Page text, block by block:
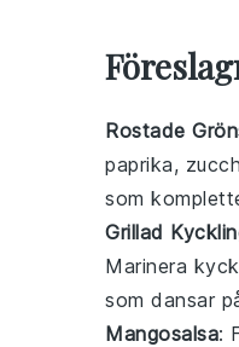
Rostade
paprika,
som
Grillad
Marinera
som dansar
Mangosalsa: